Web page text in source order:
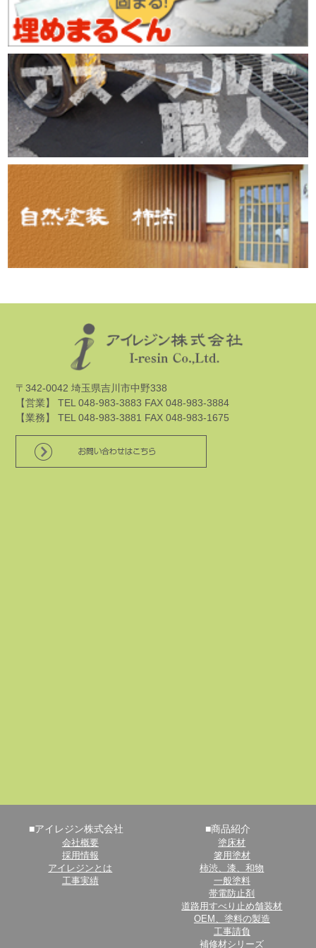
〒342-0042 埼玉県吉川市中野338
【営業】 TEL 048-983-3883 FAX 048-983-3884
【業務】 TEL 048-983-3881 FAX 048-983-1675
■アイレジン株式会社
会社概要
採用情報
アイレジンとは
工事実績
■商品紹介
塗床材
箸用塗材
柿渋、漆、和物
一般塗料
帯電防止剤
道路用すべり止め舗装材
OEM、塗料の製造
工事請負
補修材シリーズ